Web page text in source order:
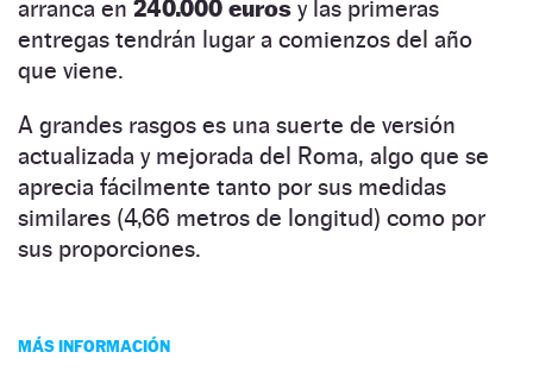
arranca en 240.000 euros y las primeras
entregas tendrán lugar a comienzos del año
que viene.
A grandes rasgos es una suerte de versión
actualizada y mejorada del Roma, algo que se
aprecia fácilmente tanto por sus medidas
similares (4,66 metros de longitud) como por
sus proporciones.
MÁS INFORMACIÓN